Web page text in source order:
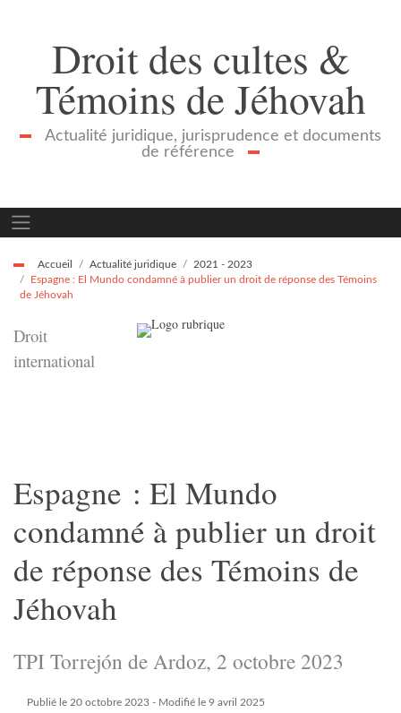
Droit des cultes &
Témoins de Jéhovah
Actualité juridique, jurisprudence et documents
de référence
Accueil Actualité juridique
2021 - 2023
Espagne : El Mundo condamné à publier un droit de réponse des Témoins
de Jéhovah
Droit
international
Espagne : El Mundo
condamné à publier un droit
de réponse des Témoins de
Jéhovah
TPI Torrejón de Ardoz, 2 octobre 2023
Publié le 20 octobre 2023- Modifié le 9 avril 2025